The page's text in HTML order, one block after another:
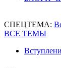
СПЕЦТЕМА:
ВСЕ ТЕМЫ